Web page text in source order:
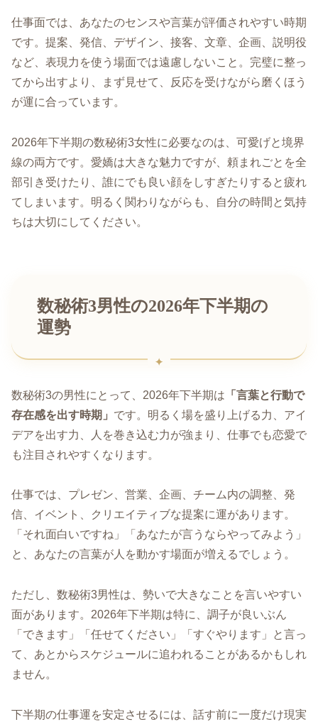
仕事面では、あなたのセンスや言葉が評価されやすい時期
です。提案、発信、デザイン、接客、文章、企画、説明役
など、表現力を使う場面では遠慮しないこと。完璧に整っ
てから出すより、まず見せて、反応を受けながら磨くほう
が運に合っています。
2026年下半期の数秘術3女性に必要なのは、可愛げと境界
線の両方です。愛嬌は大きな魅力ですが、頼まれごとを全
部引き受けたり、誰にでも良い顔をしすぎたりすると疲れ
てしまいます。明るく関わりながらも、自分の時間と気持
ちは大切にしてください。
数秘術3男性の2026年下半期の
運勢
数秘術3の男性にとって、2026年下半期は 「言葉と行動で
存在感を出す時期」 です。明るく場を盛り上げる力、アイ
デアを出す力、人を巻き込む力が強まり、仕事でも恋愛で
も注目されやすくなります。
仕事では、プレゼン、営業、企画、チーム内の調整、発
信、イベント、クリエイティブな提案に運があります。
「それ面白いですね」「あなたが言うならやってみよう」
と、あなたの言葉が人を動かす場面が増えるでしょう。
ただし、数秘術3男性は、勢いで大きなことを言いやすい
面があります。2026年下半期は特に、調子が良いぶん
「できます」「任せてください」「すぐやります」と言っ
て、あとからスケジュールに追われることがあるかもしれ
ません。
下半期の仕事運を安定させるには、話す前に一度だけ現実